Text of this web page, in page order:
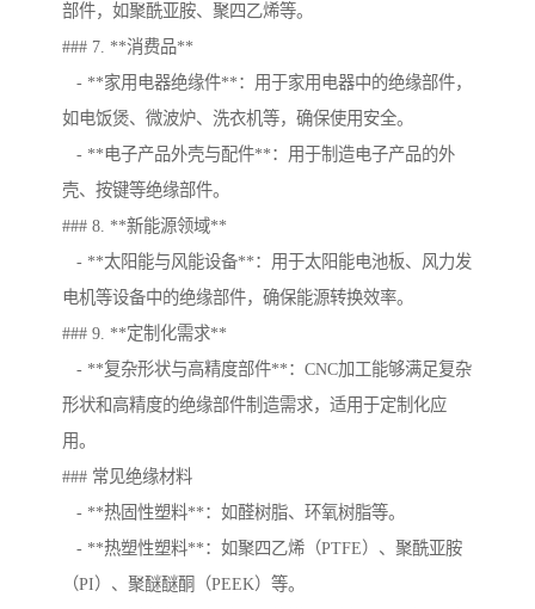
部件，如聚酰亚胺、聚四乙烯等。
### 7. **消费品**
- **家用电器绝缘件**：用于家用电器中的绝缘部件，
如电饭煲、微波炉、洗衣机等，确保使用安全。
- **电子产品外壳与配件**：用于制造电子产品的外
壳、按键等绝缘部件。
### 8. **新能源领域**
- **太阳能与风能设备**：用于太阳能电池板、风力发
电机等设备中的绝缘部件，确保能源转换效率。
### 9. **定制化需求**
- **复杂形状与高精度部件**：CNC加工能够满足复杂
形状和高精度的绝缘部件制造需求，适用于定制化应
用。
### 常见绝缘材料
- **热固性塑料**：如醛树脂、环氧树脂等。
- **热塑性塑料**：如聚四乙烯（PTFE）、聚酰亚胺
（PI）、聚醚醚酮（PEEK）等。